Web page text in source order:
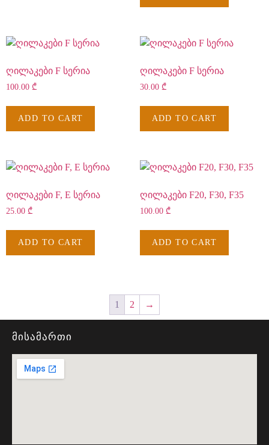
ღილაკები F სერია
100.00 ₾
ADD TO CART
ღილაკები F სერია
30.00 ₾
ADD TO CART
ღილაკები F, E სერია
25.00 ₾
ADD TO CART
ღილაკები F20, F30, F35
100.00 ₾
ADD TO CART
1 2 →
მისამართი